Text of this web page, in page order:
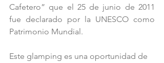
Cafetero” que el 25 de junio de 2011
fue declarado por la UNESCO como
Patrimonio Mundial.
Este glamping es una oportunidad de